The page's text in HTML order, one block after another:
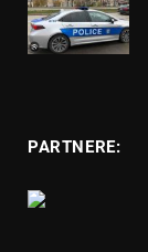
PARTNERE: